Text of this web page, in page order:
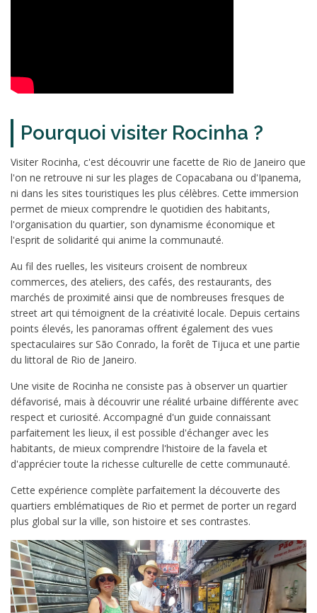
Pourquoi visiter Rocinha ?
Visiter Rocinha, c'est découvrir une facette de Rio de Janeiro que
l'on ne retrouve ni sur les plages de Copacabana ou d'Ipanema,
ni dans les sites touristiques les plus célèbres. Cette immersion
permet de mieux comprendre le quotidien des habitants,
l'organisation du quartier, son dynamisme économique et
l'esprit de solidarité qui anime la communauté.
Au fil des ruelles, les visiteurs croisent de nombreux
commerces, des ateliers, des cafés, des restaurants, des
marchés de proximité ainsi que de nombreuses fresques de
street art qui témoignent de la créativité locale. Depuis certains
points élevés, les panoramas offrent également des vues
spectaculaires sur São Conrado, la forêt de Tijuca et une partie
du littoral de Rio de Janeiro.
Une visite de Rocinha ne consiste pas à observer un quartier
défavorisé, mais à découvrir une réalité urbaine différente avec
respect et curiosité. Accompagné d'un guide connaissant
parfaitement les lieux, il est possible d'échanger avec les
habitants, de mieux comprendre l'histoire de la favela et
d'apprécier toute la richesse culturelle de cette communauté.
Cette expérience complète parfaitement la découverte des
quartiers emblématiques de Rio et permet de porter un regard
plus global sur la ville, son histoire et ses contrastes.